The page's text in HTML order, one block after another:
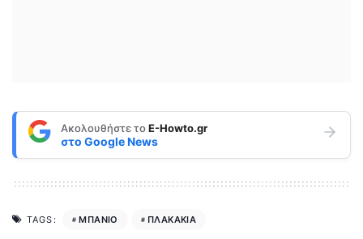
Ακολουθήστε τοE-Howto.gr
στο Google News
TAGS: ΜΠΑΝΙΟ ΠΛΑΚΑΚΙΑ